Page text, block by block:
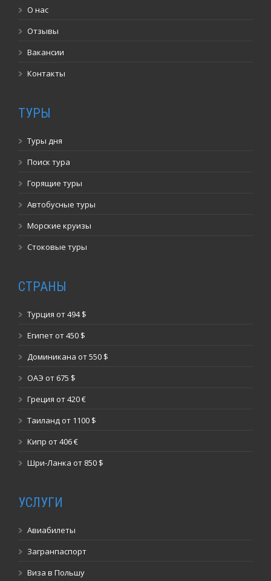
О нас
Отзывы
Вакансии
Контакты
ТУРЫ
Туры дня
Поиск тура
Горящие туры
Автобусные туры
Морские круизы
Стоковые туры
СТРАНЫ
Турция от 494 $
Египет от 450 $
Доминикана от 550 $
ОАЭ от 675 $
Греция от 420 €
Таиланд от 1100 $
Кипр от 406 €
Шри-Ланка от 850 $
УСЛУГИ
Авиабилеты
Загранпаспорт
Виза в Польшу